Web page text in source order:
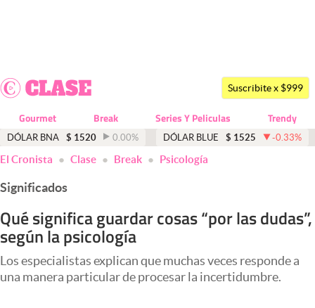
Dólar
Economía y Política
Finanzas y Mercados
Mercados Online
Negocios
Columnistas
Otras secciones
Suscribite x $999
Gourmet Break Series Y Peliculas Trendy
DÓLAR BNA $ 1520 0.00% DÓLAR BLUE $ 1525 -0.33%
El Cronista Clase Break Psicología
Significados
Qué significa guardar cosas “por las dudas”,
según la psicología
Los especialistas explican que muchas veces responde a
una manera particular de procesar la incertidumbre.